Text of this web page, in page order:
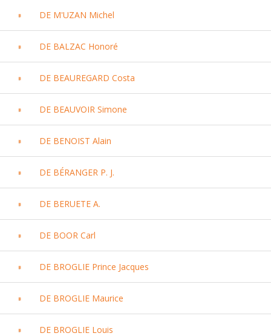
DE M'UZAN Michel
DE BALZAC Honoré
DE BEAUREGARD Costa
DE BEAUVOIR Simone
DE BENOIST Alain
DE BÉRANGER P. J.
DE BERUETE A.
DE BOOR Carl
DE BROGLIE Prince Jacques
DE BROGLIE Maurice
DE BROGLIE Louis